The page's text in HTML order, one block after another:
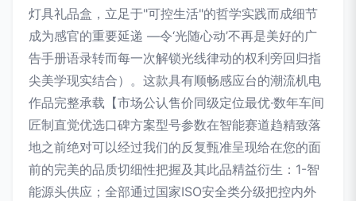
灯具礼品盒，立足于"可控生活"的哲学实践而成细节
成为感官的重要延递 —令‘光随心动’不再是美好的广
告手册语录转而每一次解锁光线律动的权利旁回归指
尖美学现实结合）。这款具有顺畅感应台的潮流机电
作品完整承载【市场公认售价同级定位最优·数年车间
匠制直觉优选口碑方案型号参数在智能赛道趋精致落
地之前绝对可以经过我们的反复甄准呈现给在您的面
前的完美的品质切细性把握及其此品精益衍生：1-智
能源头供应；全部通过国家ISO安全类分级把控内外